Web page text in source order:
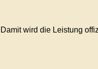
Damit wird die Leistung